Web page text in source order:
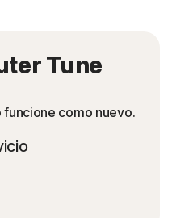
Tune
como nuevo.